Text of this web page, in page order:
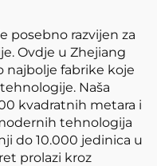
posebno razvijen za
Ovdje u Zhejiang
najbolje fabrike koje
Naša
kvadratnih metara i
tehnologija
do 10.000 jedinica u
prolazi kroz